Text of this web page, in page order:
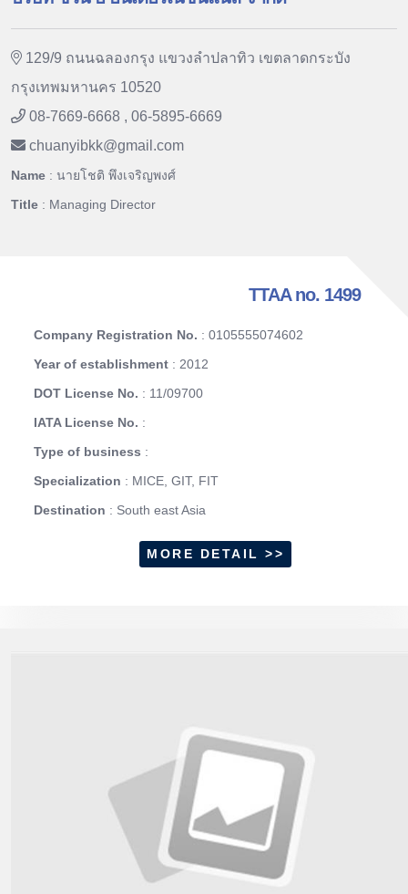
129/9 ถนนฉลองกรุง แขวงลําปลาทิว เขตลาดกระบัง
กรุงเทพมหานคร 10520
08-7669-6668 , 06-5895-6669
chuanyibkk@gmail.com
Name : นายโชติ พึงเจริญพงศ์
Title : Managing Director
TTAA no. 1499
Company Registration No. : 0105555074602
Year of establishment : 2012
DOT License No. : 11/09700
IATA License No. :
Type of business :
Specialization : MICE, GIT, FIT
Destination : South east Asia
MORE DETAIL >>